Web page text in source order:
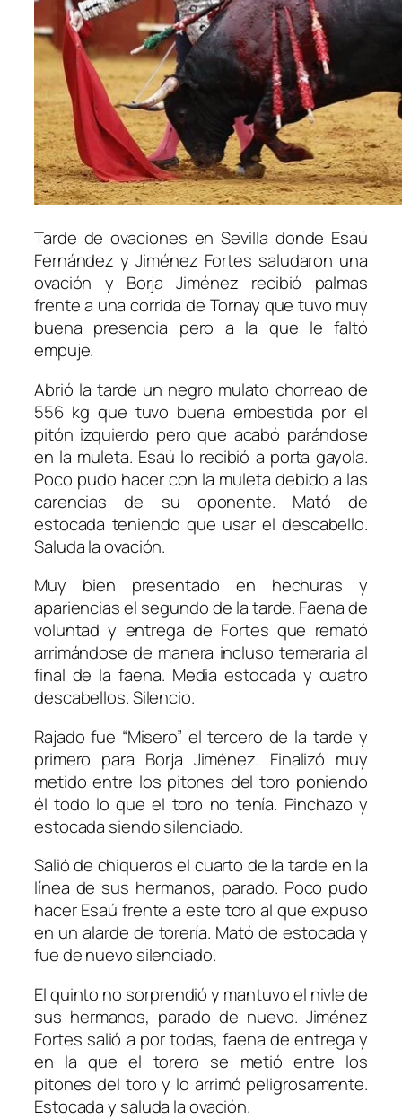
Tarde de ovaciones en Sevilla donde Esaú
Fernández y Jiménez Fortes saludaron una
ovación y Borja Jiménez recibió palmas
frente a una corrida de Tornay que tuvo muy
buena presencia pero a la que le faltó
empuje.
Abrió la tarde un negro mulato chorreao de
556 kg que tuvo buena embestida por el
pitón izquierdo pero que acabó parándose
en la muleta. Esaú lo recibió a porta gayola.
Poco pudo hacer con la muleta debido a las
carencias de su oponente. Mató de
estocada teniendo que usar el descabello.
Saluda la ovación.
Muy bien presentado en hechuras y
apariencias el segundo de la tarde. Faena de
voluntad y entrega de Fortes que remató
arrimándose de manera incluso temeraria al
final de la faena. Media estocada y cuatro
descabellos. Silencio.
Rajado fue “Misero” el tercero de la tarde y
primero para Borja Jiménez. Finalizó muy
metido entre los pitones del toro poniendo
él todo lo que el toro no tenía. Pinchazo y
estocada siendo silenciado.
Salió de chiqueros el cuarto de la tarde en la
línea de sus hermanos, parado. Poco pudo
hacer Esaú frente a este toro al que expuso
en un alarde de torería. Mató de estocada y
fue de nuevo silenciado.
El quinto no sorprendió y mantuvo el nivle de
sus hermanos, parado de nuevo. Jiménez
Fortes salió a por todas, faena de entrega y
en la que el torero se metió entre los
pitones del toro y lo arrimó peligrosamente.
Estocada y saluda la ovación.